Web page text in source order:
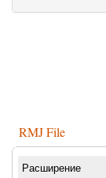
RMJ File
Расширение